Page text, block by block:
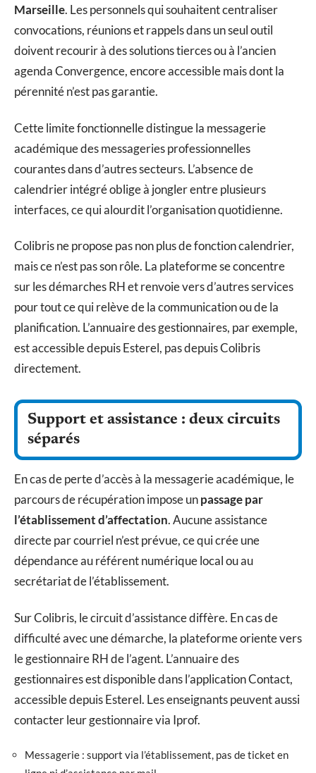
Marseille. Les personnels qui souhaitent centraliser
convocations, réunions et rappels dans un seul outil
doivent recourir à des solutions tierces ou à l’ancien
agenda Convergence, encore accessible mais dont la
pérennité n’est pas garantie.
Cette limite fonctionnelle distingue la messagerie
académique des messageries professionnelles
courantes dans d’autres secteurs. L’absence de
calendrier intégré oblige à jongler entre plusieurs
interfaces, ce qui alourdit l’organisation quotidienne.
Colibris ne propose pas non plus de fonction calendrier,
mais ce n’est pas son rôle. La plateforme se concentre
sur les démarches RH et renvoie vers d’autres services
pour tout ce qui relève de la communication ou de la
planification. L’annuaire des gestionnaires, par exemple,
est accessible depuis Esterel, pas depuis Colibris
directement.
Support et assistance : deux circuits
séparés
En cas de perte d’accès à la messagerie académique, le
parcours de récupération impose unpassage par
l’établissement d’affectation. Aucune assistance
directe par courriel n’est prévue, ce qui crée une
dépendance au référent numérique local ou au
secrétariat de l’établissement.
Sur Colibris, le circuit d’assistance diffère. En cas de
difficulté avec une démarche, la plateforme oriente vers
le gestionnaire RH de l’agent. L’annuaire des
gestionnaires est disponible dans l’application Contact,
accessible depuis Esterel. Les enseignants peuvent aussi
contacter leur gestionnaire via Iprof.
Messagerie : support via l’établissement, pas de ticket en